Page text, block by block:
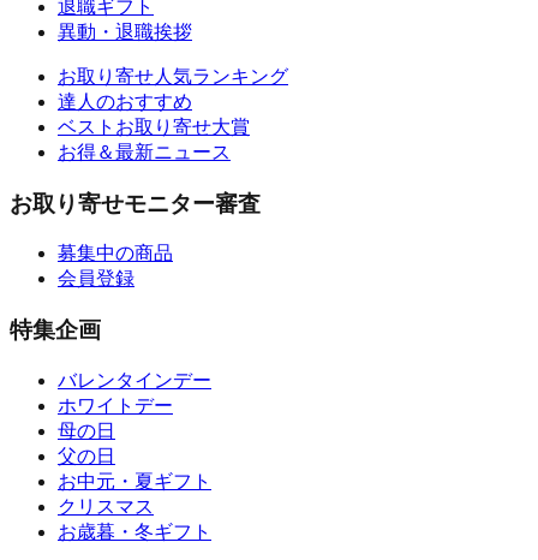
退職ギフト
異動・退職挨拶
お取り寄せ人気ランキング
達人のおすすめ
ベストお取り寄せ大賞
お得＆最新ニュース
お取り寄せモニター審査
募集中の商品
会員登録
特集企画
バレンタインデー
ホワイトデー
母の日
父の日
お中元・夏ギフト
クリスマス
お歳暮・冬ギフト